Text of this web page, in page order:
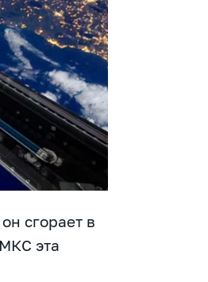
сгорает в
эта